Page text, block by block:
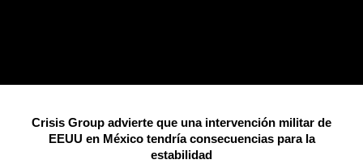
Crisis Group advierte que una intervención militar de
EEUU en México tendría consecuencias para la
estabilidad